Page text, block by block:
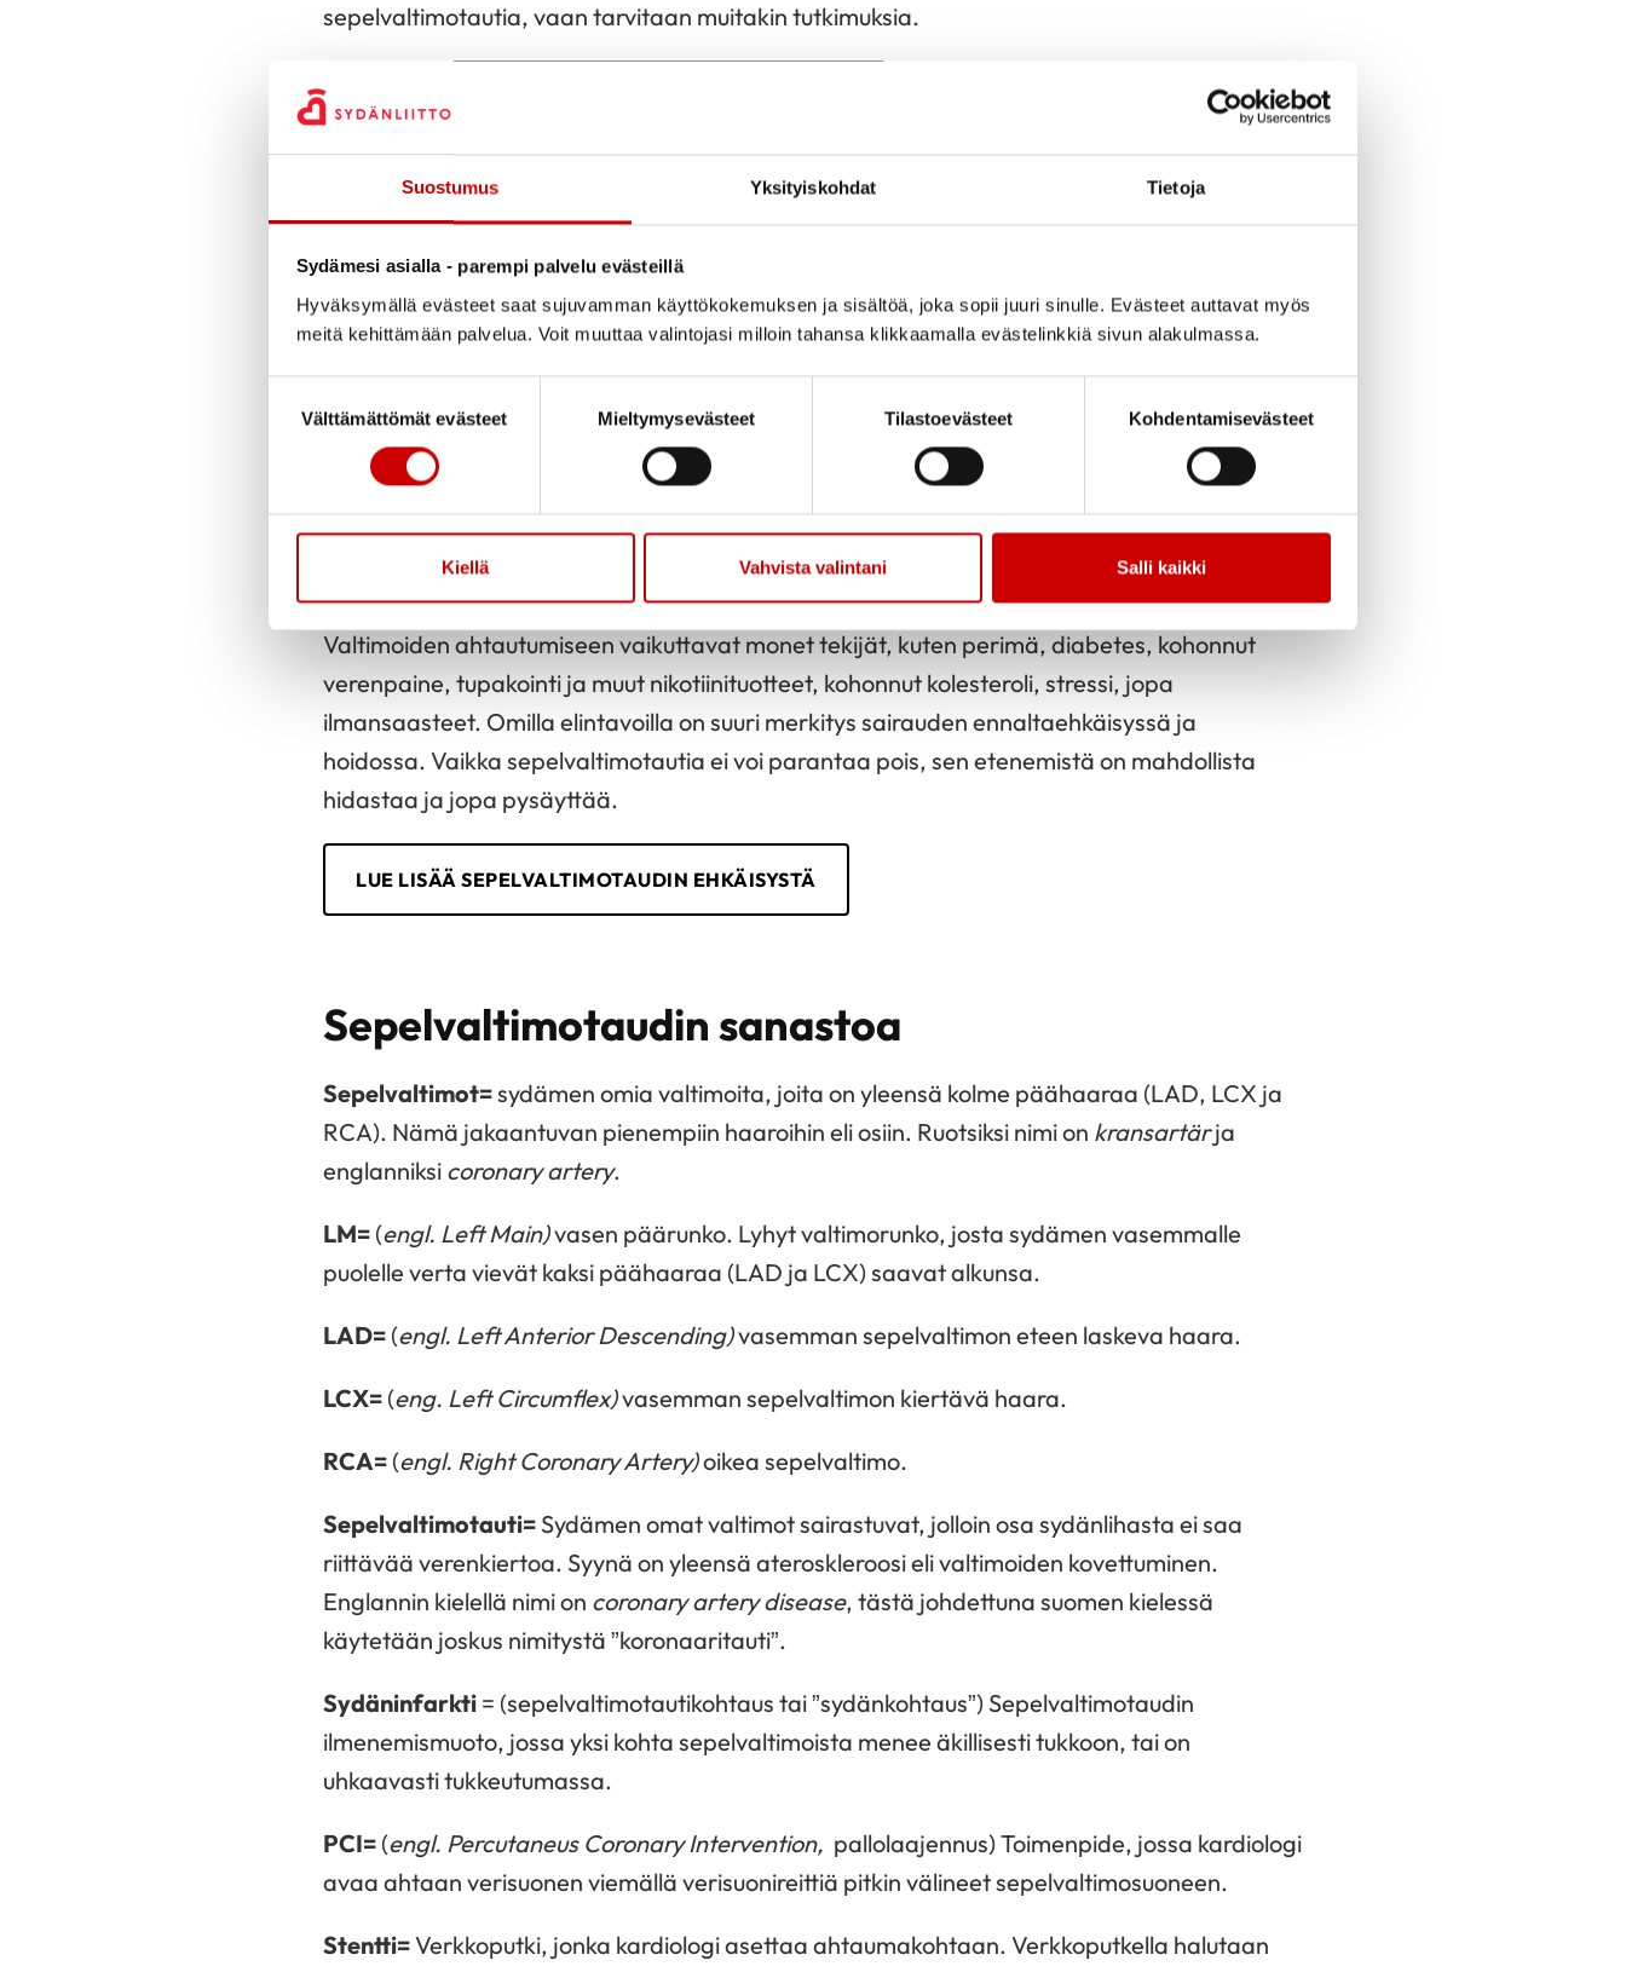
Suostumus Yksityiskohdat Tietoja
Sydämesi asialla - parempi palvelu evästeillä
Hyväksymällä evästeet saat sujuvamman käyttökokemuksen ja sisältöä, joka sopii juuri sinulle. Evästeet auttavat myös
meitä kehittämään palvelua. Voit muuttaa valintojasi milloin tahansa klikkaamalla evästelinkkiä sivun alakulmassa.
Välttämättömät evästeet
Mieltymysevästeet Tilastoevästeet Kohdentamisevästeet
Kiellä Vahvista valintani Salli kaikki
sepelvaltimotautia, vaan tarvitaan muitakin tutkimuksia.
Sepelvaltimotauti on krooninen sairaus
Kun sepelvaltimotauti on todettu tavalla tai toisella, sitä hoidetaan lopun elämää
toteuttamalla sydänterveellisiäelintapojaja käyttämällä sairautta hidastavaalääkitystä
huomattavasti vaikeutunutta, ahtautunut kohta voidaan avata pallolaajennuksella. Näin
tehdään myös, jos verisuoni on tukkeutunut äkillisesti eli potilaalla on sydäninfarkti. Joskus
etenemistä, vaan lääkitys ja hyvät elintavat kuuluvat kaikille. Sepelvaltimotauti on pysyvä eli
krooninen sairaus.
Valtimoiden ahtautumiseen vaikuttavat monet tekijät, kuten perimä, diabetes, kohonnut
verenpaine, tupakointi ja muut nikotiinituotteet, kohonnut kolesteroli, stressi, jopa
ilmansaasteet. Omilla elintavoilla on suuri merkitys sairauden ennaltaehkäisyssä ja
hoidossa. Vaikka sepelvaltimotautia ei voi parantaa pois, sen etenemistä on mahdollista
hidastaa ja jopa pysäyttää.
LUE LISÄÄ SEPELVALTIMOTAUDIN EHKÄISYSTÄ
Sepelvaltimotaudin sanastoa
Sepelvaltimot=sydämen omia valtimoita, joita on yleensä kolme päähaaraa (LAD, LCX ja
RCA). Nämä jakaantuvan pienempiin haaroihin eli osiin. Ruotsiksi nimi on kransartärja
englanniksi coronary artery.
LM= (engl. Left Main)vasen päärunko. Lyhyt valtimorunko, josta sydämen vasemmalle
puolelle verta vievät kaksi päähaaraa (LAD ja LCX) saavat alkunsa.
LAD= (engl. Left Anterior Descending)vasemman sepelvaltimon eteen laskeva haara.
LCX= (eng. Left Circumflex)vasemman sepelvaltimon kiertävä haara.
RCA= (engl. Right Coronary Artery)oikea sepelvaltimo.
Sepelvaltimotauti= Sydämen omat valtimot sairastuvat, jolloin osa sydänlihasta ei saa
riittävää verenkiertoa. Syynä on yleensä ateroskleroosi eli valtimoiden kovettuminen.
Englannin kielellä nimi on coronary artery disease, tästä johdettuna suomen kielessä
käytetään joskus nimitystä ”koronaaritauti”.
Sydäninfarkti = (sepelvaltimotautikohtaus tai ”sydänkohtaus”) Sepelvaltimotaudin
ilmenemismuoto, jossa yksi kohta sepelvaltimoista menee äkillisesti tukkoon, tai on
uhkaavasti tukkeutumassa.
PCI= (engl. Percutaneus Coronary Intervention, pallolaajennus) Toimenpide, jossa kardiologi
avaa ahtaan verisuonen viemällä verisuonireittiä pitkin välineet sepelvaltimosuoneen.
Stentti=Verkkoputki, jonka kardiologi asettaa ahtaumakohtaan. Verkkoputkella halutaan